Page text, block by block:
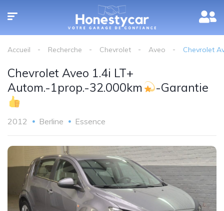
Accueil Recherche Chevrolet Aveo Chevrolet
Chevrolet Aveo 1.4i LT+
Autom.-1prop.-32.000km
-Garantie
2012 Berline Essence